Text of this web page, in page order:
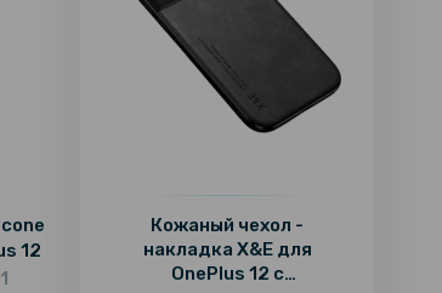
12
1
Кожаный чехол -
накладка X&E для
OnePlus 12 с